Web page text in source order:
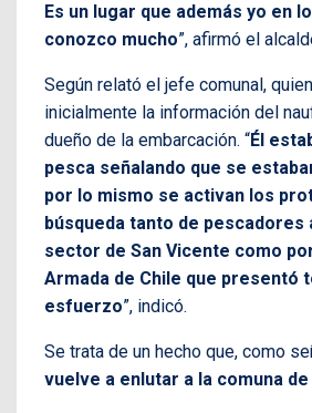
Es un lugar que además yo en
conozco mucho”, afirmó el
Según relató el jefe comunal,
inicialmente la información del
dueño de la embarcación. “Él
pesca señalando que se
por lo mismo se activan los
búsqueda tanto de pescadores
sector de San Vicente como
Armada de Chile que presentó
esfuerzo”, indicó.
Se trata de un hecho que, como
vuelve a enlutar a la comuna